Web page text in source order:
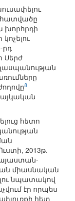
խորհրդի
րդ
Սերժ
8
հետո
2013թ.
միասնական
նպատակով
էր որպես
հետ